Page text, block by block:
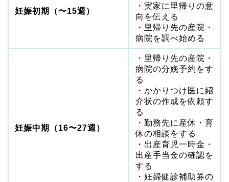
妊娠初期（〜15週）
・実家に里帰りの意
向を伝える
・里帰り先の産院・
病院を調べ始める
妊娠中期（16〜27週）
・里帰り先の産院・
病院の分娩予約をす
る
・かかりつけ医に紹
介状の作成を依頼す
る
・勤務先に産休・育
休の相談をする
・出産育児一時金・
出産手当金の確認を
する
・妊婦健診補助券の